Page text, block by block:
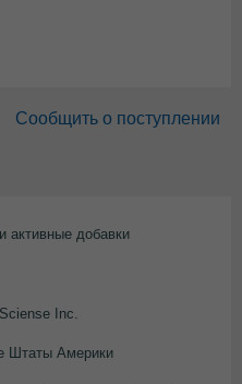
Сообщить о поступлении
активные добавки
Inc.
Штаты Америки